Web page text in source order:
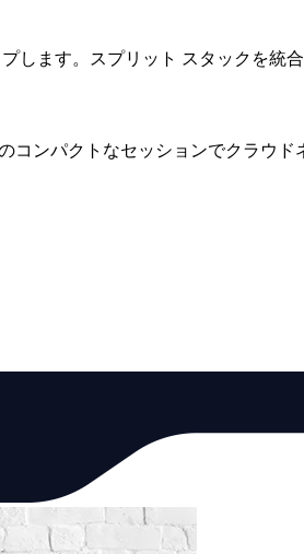
します。スプリット スタックを統
ンパクトなセッションでクラウ